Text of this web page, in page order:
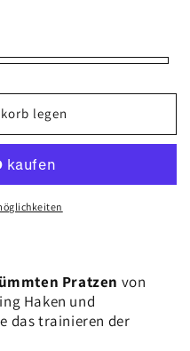
legen
Pratzen von
Haken und
das trainieren der